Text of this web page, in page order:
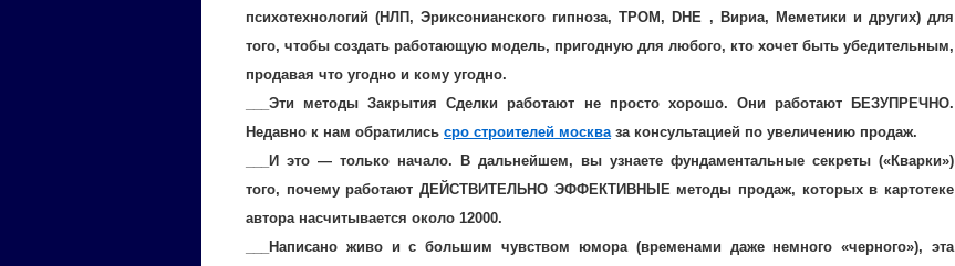
психотехнологий (НЛП, Эриксонианского гипноза, ТРОМ, DHE , Вириа, Меметики и других) для
того, чтобы создать работающую модель, пригодную для любого, кто хочет быть убедительным,
продавая что угодно и кому угодно.
___Эти методы Закрытия Сделки работают не просто хорошо. Они работают БЕЗУПРЕЧНО.
Недавно к нам обратились сро строителей москваза консультацией по увеличению продаж.
___И это — только начало. В дальнейшем, вы узнаете фундаментальные секреты («Кварки»)
того, почему работают ДЕЙСТВИТЕЛЬНО ЭФФЕКТИВНЫЕ методы продаж, которых в картотеке
автора насчитывается около 12000.
___Написано живо и с большим чувством юмора (временами даже немного «черного»), эта